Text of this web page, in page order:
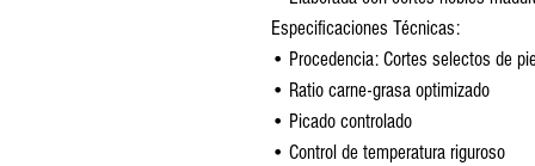
Especificaciones Técnicas:
• Procedencia: Cortes selectos de
• Ratio carne-grasa optimizado
• Picado controlado
• Control de temperatura riguroso